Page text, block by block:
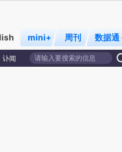
mini+ 周刊 数据通
讣闻